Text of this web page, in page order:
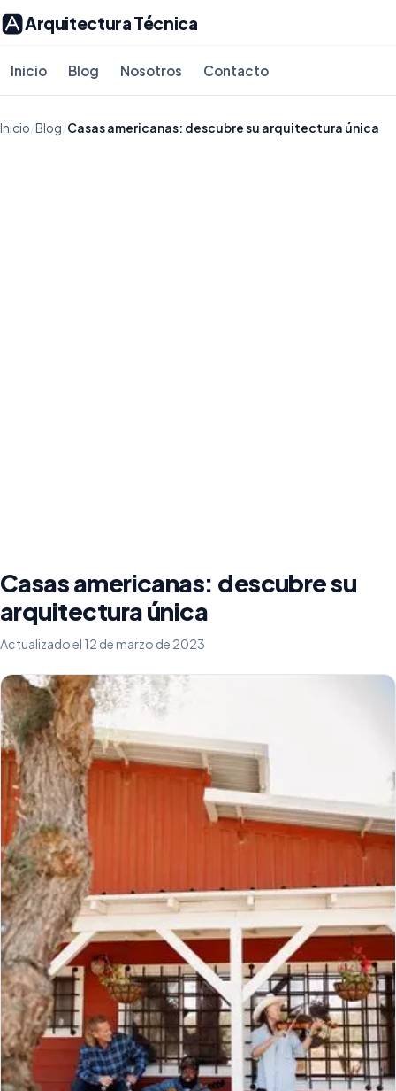
Arquitectura Técnica
Inicio Blog Nosotros Contacto
Inicio/Blog/Casas americanas: descubre su arquitectura única
Casas americanas: descubre su
arquitectura única
Actualizado el 12 de marzo de 2023